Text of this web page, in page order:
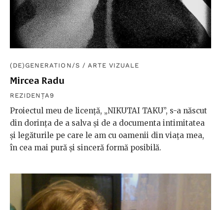
(DE)GENERATION/S / ARTE VIZUALE
Mircea Radu
REZIDENȚA9
Proiectul meu de licență, „NIKUTAI TAKU”, s-a născut
din dorința de a salva și de a documenta intimitatea
și legăturile pe care le am cu oamenii din viața mea,
în cea mai pură și sinceră formă posibilă.